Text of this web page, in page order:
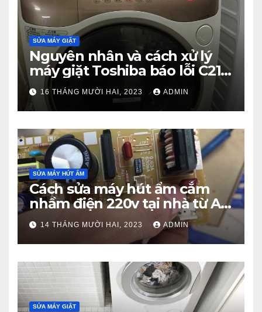
SỬA MÁY GIẶT
Nguyên nhân và cách xử lý
máy giặt Toshiba báo lỗi C21
từ A – Z
16 THÁNG MƯỜI HAI, 2023 ADMIN
SỬA MÁY HÚT ẨM
Cách sửa máy hút ẩm cắm
nhầm điện 220v tại nhà từ A –
Z
14 THÁNG MƯỜI HAI, 2023 ADMIN
SỬA MÁY GIẶT